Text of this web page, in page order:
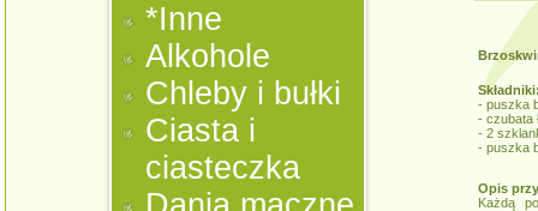
*Inne
Alkohole
Chleby i bułki
Ciasta i
ciasteczka
- puszka
- czubata
- 2
- puszka
Opis
Każdą